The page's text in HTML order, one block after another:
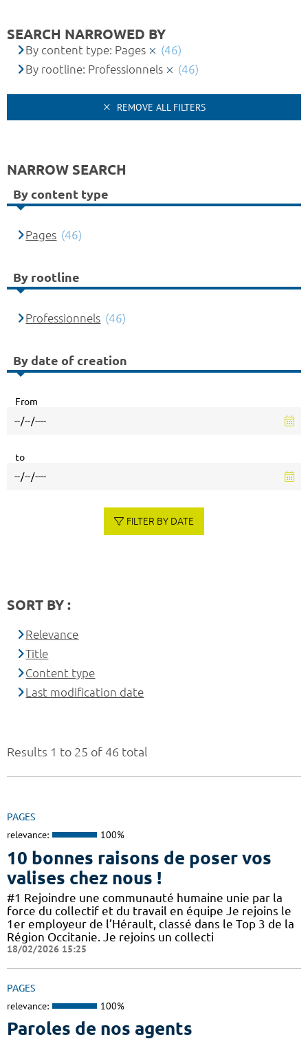
Results 1 to 25 of 46 total
PAGES
relevance: 100%
10 bonnes raisons de poser vos
valises chez nous !
#1 Rejoindre une communauté humaine unie par la
force du collectif et du travail en équipe Je rejoins le
1er employeur de l’Hérault, classé dans le Top 3 de la
Région Occitanie. Je rejoins un collecti
18/02/2026 15:25
PAGES
relevance: 100%
Paroles de nos agents
SEARCH NARROWED BY
By content type: Pages
(46)
By rootline: Professionnels
(46)
REMOVE ALL FILTERS
NARROW SEARCH
By content type
Pages (46)
By rootline
Professionnels (46)
By date of creation
From
to
FILTER BY DATE
SORT BY :
Relevance
Title
Content type
Last modification date